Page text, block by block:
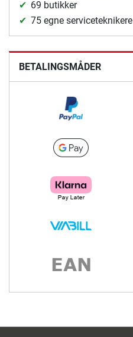
69 butikker
75 egne serviceteknikere
BETALINGSMÅDER